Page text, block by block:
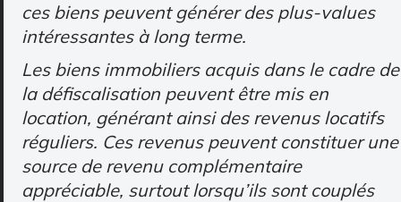
ces biens peuvent générer des plus-values
intéressantes à long terme.
Les biens immobiliers acquis dans le cadre de
la défiscalisation peuvent être mis en
location, générant ainsi des revenus locatifs
réguliers. Ces revenus peuvent constituer une
source de revenu complémentaire
appréciable, surtout lorsqu’ils sont couplés